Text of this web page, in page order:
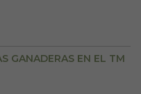
GANADERAS EN EL TM